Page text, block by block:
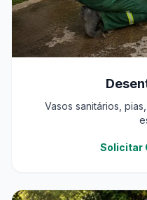
Vasos sanitários,
Solicitar